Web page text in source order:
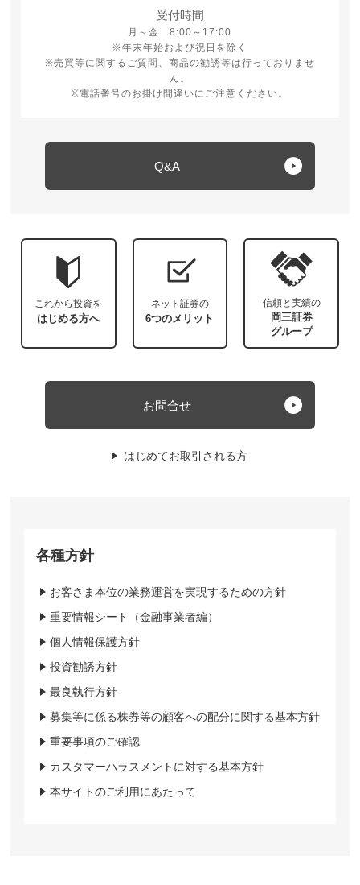
受付時間
月～金 8:00～17:00
月曜日から金曜日 8時から17時
※年末年始および祝日を除く
※売買等に関するご質問、商品の勧誘等は行っておりませ
ん。
※電話番号のお掛け間違いにご注意ください。
Q&A
これから投資を
はじめる方へ
ネット証券の
6つのメリット
信頼と実績の
岡三証券
グループ
お問合せ
はじめてお取引される方
各種方針
お客さま本位の業務運営を実現するための方針
重要情報シート（金融事業者編）
個人情報保護方針
投資勧誘方針
最良執行方針
募集等に係る株券等の顧客への配分に関する基本方針
重要事項のご確認
カスタマーハラスメントに対する基本方針
本サイトのご利用にあたって